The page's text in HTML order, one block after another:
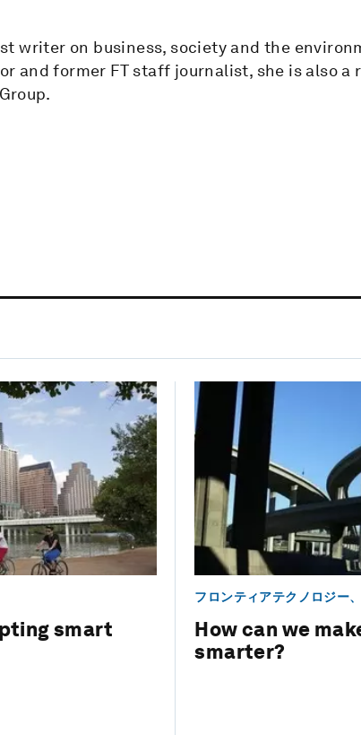
writer on business, society and the
and former FT staff journalist, she is also
smart
フロンティアテクノロジー
How can we
smarter?